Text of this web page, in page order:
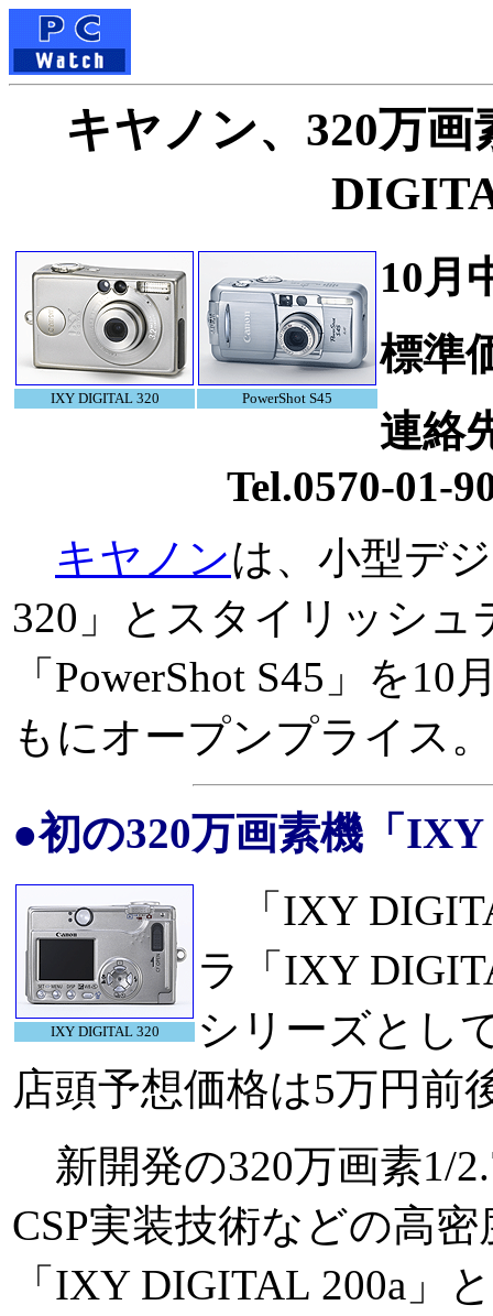
キヤノン、320万
IXY DIGITAL 320 PowerShot S45
10月
標準
連絡
Tel.0570-01-
キヤノンは、小型デ
320」とスタイリッシ
「PowerShot S45」を
もにオープンプライス。
●初の320万画素機「
IXY DIGITAL 320
「IXY
ラ「IXY
シリーズとし
店頭予想価格は5万円前
新開発の320万画素1/
CSP実装技術などの高
「IXY DIGITAL 200a」